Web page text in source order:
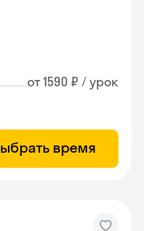
от 1590 ₽ / урок
время